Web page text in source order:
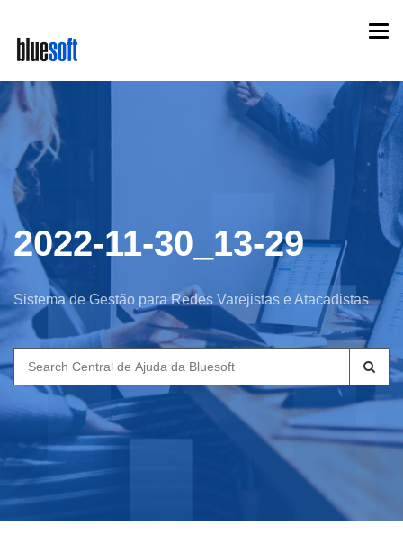
main
content
2022-11-30_13-29
Sistema de Gestão para Redes Varejistas e Atacadistas
Search
for: